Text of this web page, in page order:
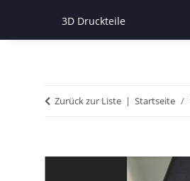
3D Druckteile
Zurück zur Liste Startseite